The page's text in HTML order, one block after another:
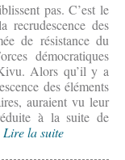
pas. C’est le
recrudescence des
de résistance du
démocratiques
Alors qu’il y a
des éléments
auraient vu leur
à la suite de
Lire la suite